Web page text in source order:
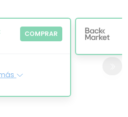
COMPRAR